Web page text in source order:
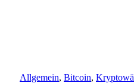
Allgemein, Bitcoin,